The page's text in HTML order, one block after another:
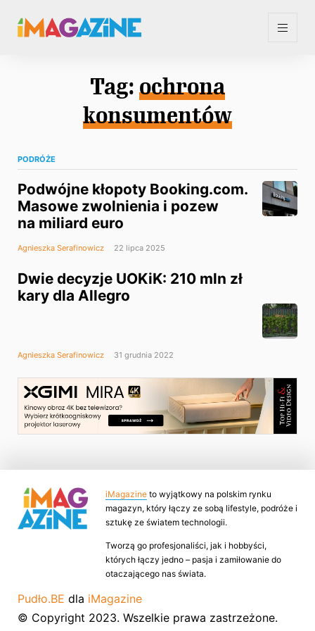
Tag: ochrona
konsumentów
PODRÓŻE
Podwójne kłopoty Booking.com.
Masowe zwolnienia i pozew
na miliard euro
Agnieszka Serafinowicz 22 lipca 2025
Dwie decyzje UOKiK: 210 mln zł
kary dla Allegro
Agnieszka Serafinowicz 31 grudnia 2022
iMagazine to wyjątkowy na polskim rynku
magazyn, który łączy ze sobą lifestyle, podróże i
sztukę ze światem technologii.
Tworzą go profesjonaliści, jak i hobbyści,
których łączy jedno – pasja i zamiłowanie do
otaczającego nas świata.
Pudło.BE dla iMagazine
© Copyright 2023. Wszelkie prawa zastrzeżone.